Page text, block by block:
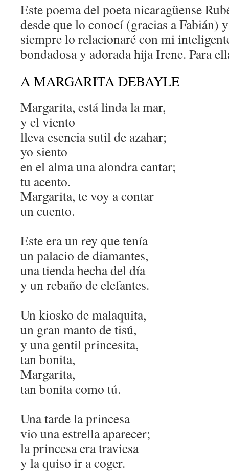
Este poema del poeta nicaragüense
desde que lo conocí (gracias a Fabián)
siempre lo relacionaré con mi
bondadosa y adorada hija Irene. Para
A MARGARITA DEBAYLE
Margarita, está linda la mar,
y el viento
lleva esencia sutil de azahar;
yo siento
en el alma una alondra cantar;
tu acento.
Margarita, te voy a contar
un cuento.
Este era un rey que tenía
un palacio de diamantes,
una tienda hecha del día
y un rebaño de elefantes.
Un kiosko de malaquita,
un gran manto de tisú,
y una gentil princesita,
tan bonita,
Margarita,
tan bonita como tú.
Una tarde la princesa
vio una estrella aparecer;
la princesa era traviesa
y la quiso ir a coger.